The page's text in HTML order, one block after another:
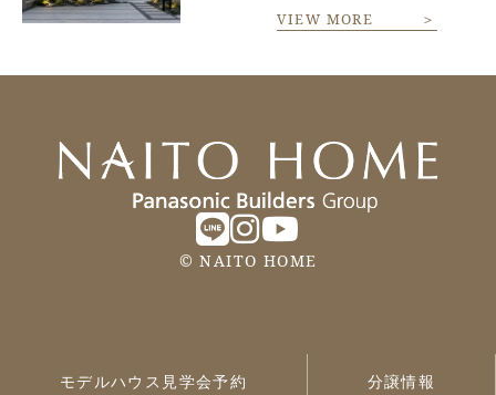
VIEW MORE ＞
©NAITO HOME
モデルハウス見学会予約 分譲情報